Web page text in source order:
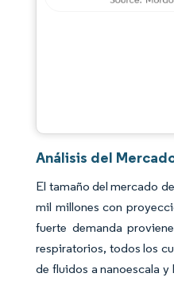
Análisis del
El tamaño del mercado
mil millones con
fuerte demanda
respiratorios, todos los
de fluidos a nanoescala